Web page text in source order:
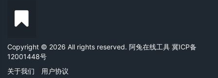
Copyright © 2026 All rights reserved. 阿兔在线工具 冀ICP备
12001448号
关于我们
用户协议